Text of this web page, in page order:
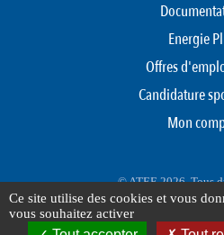
Energie
Offres
Candidature
Mon
© ATEE 2026. Tous
Protection des données personnelles
Ce site utilise des cookies et vous
vous souhaitez activer